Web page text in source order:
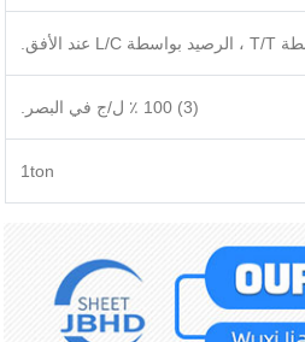
(3) 100 ٪ ل/ج في البصر.
1ton